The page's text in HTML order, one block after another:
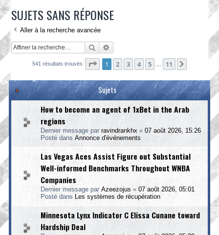
SUJETS SANS RÉPONSE
Aller à la recherche avancée
Rechercher
541 résultats trouvés Page 1sur11
1 2 3 4 5 11
Sujets
How to become an agent of 1xBet in the Arab
regions
Dernier message par ravindrankhx « 07 août 2026, 15:26
Posté dans Annonce d'événements
Las Vegas Aces Assist Figure out Substantial
Well-informed Benchmarks Throughout WNBA
Companies
Dernier message par Azeezojus « 07 août 2026, 05:01
Posté dans
Les systèmes de récupération
Minnesota Lynx Indicator C Elissa Cunane toward
Hardship Deal